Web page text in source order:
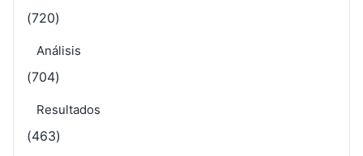
(720)
Análisis
(704)
Resultados
(463)